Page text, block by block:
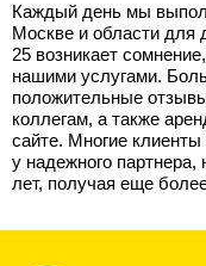
Каждый день мы
Москве и области для
25 возникает
нашими услугами.
положительные
коллегам, а также
сайте. Многие клиенты
у надежного партнера,
лет, получая еще